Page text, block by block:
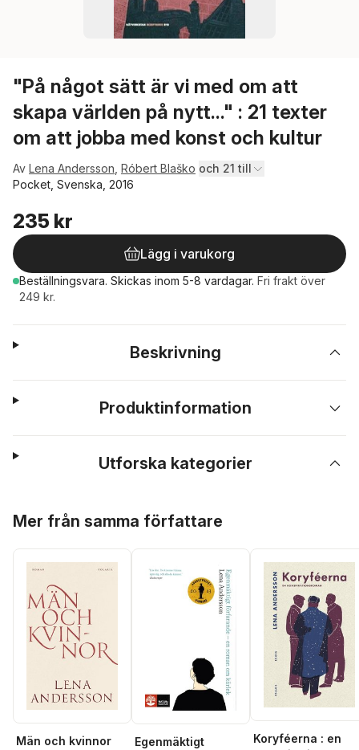
"På något sätt är vi med om att
skapa världen på nytt..." : 21 texter
om att jobba med konst och kultur
Av Lena Andersson Róbert Blaško och 21 till
Pocket, Svenska, 2016
235 kr
Lägg i varukorg
Beställningsvara. Skickas inom 5-8 vardagar. Fri frakt över
249 kr.
Beskrivning
Produktinformation
Utforska kategorier
Mer från samma författare
Män och kvinnor
Egenmäktigt
Koryféerna : en